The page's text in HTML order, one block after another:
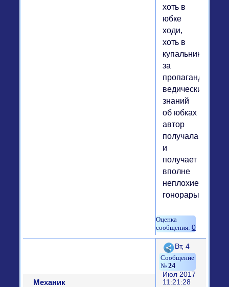
хоть в
юбке
ходи,
хоть в
купальнике)))
за
пропаганду
ведических
знаний
об юбках
автор
получала
и
получает
вполне
неплохие
гонорары
0
Поделиться
24
Вт, 4
Июл 2017
11:21:28
Механик